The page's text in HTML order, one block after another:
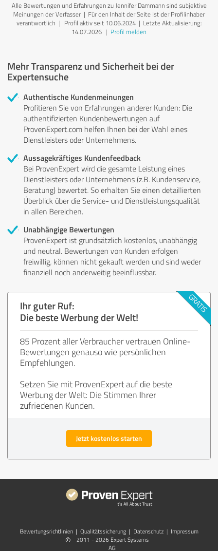
Alle Bewertungen und Erfahrungen zu Jennifer Dammann sind subjektive
Meinungen der Verfasser | Für den Inhalt der Seite ist der Profilinhaber
verantwortlich | Profil aktiv seit 10.06.2024 | Letzte Aktualisierung:
14.07.2026 | Profil melden
Mehr Transparenz und Sicherheit bei der
Expertensuche
Authentische Kundenmeinungen
Profitieren Sie von Erfahrungen anderer Kunden: Die
authentifizierten Kundenbewertungen auf
ProvenExpert.com helfen Ihnen bei der Wahl eines
Dienstleisters oder Unternehmens.
Aussagekräftiges Kundenfeedback
Bei ProvenExpert wird die gesamte Leistung eines
Dienstleisters oder Unternehmens (z.B. Kundenservice,
Beratung) bewertet. So erhalten Sie einen detaillierten
Überblick über die Service- und Dienstleistungsqualität
in allen Bereichen.
Unabhängige Bewertungen
ProvenExpert ist grundsätzlich kostenlos, unabhängig
und neutral. Bewertungen von Kunden erfolgen
freiwillig, können nicht gekauft werden und sind weder
finanziell noch anderweitig beeinflussbar.
Ihr guter Ruf:
Die beste Werbung der Welt!
85 Prozent aller Verbraucher vertrauen Online-
Bewertungen genauso wie persönlichen
Empfehlungen.
Setzen Sie mit ProvenExpert auf die beste
Werbung der Welt: Die Stimmen Ihrer
zufriedenen Kunden.
Jetzt kostenlos starten
Bewertungs­richtlinien | Qualitätssicherung | Datenschutz | Impressum
©
2011 - 2026 Expert Systems
AG